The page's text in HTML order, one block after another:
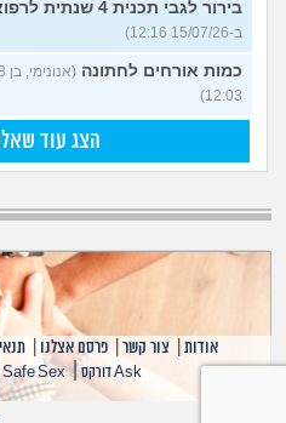
בירור לגבי תכנית 4 שנתית לרפואה
ב-15/07/26 12:16)
כמות אורחים לחתונה
12:03)
הצג עוד
אודות צור קשר |פרסם אצלנו |
Ask דורקס |
Safe Sex